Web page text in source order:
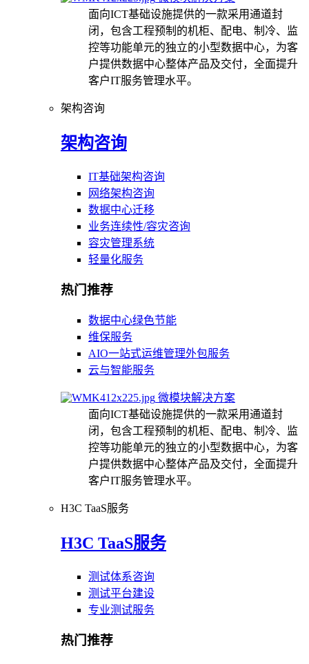
面向ICT基础设施提供的一款采用通道封
闭，包含工程预制的机柜、配电、制冷、监
控等功能单元的独立的小型数据中心，为客
户提供数据中心整体产品及交付，全面提升
客户IT服务管理水平。
架构咨询
架构咨询
IT基础架构咨询
网络架构咨询
数据中心迁移
业务连续性/容灾咨询
容灾管理系统
轻量化服务
热门推荐
数据中心绿色节能
维保服务
AIO一站式运维管理外包服务
云与智能服务
微模块解决方案
面向ICT基础设施提供的一款采用通道封
闭，包含工程预制的机柜、配电、制冷、监
控等功能单元的独立的小型数据中心，为客
户提供数据中心整体产品及交付，全面提升
客户IT服务管理水平。
H3C TaaS服务
H3C TaaS服务
测试体系咨询
测试平台建设
专业测试服务
热门推荐